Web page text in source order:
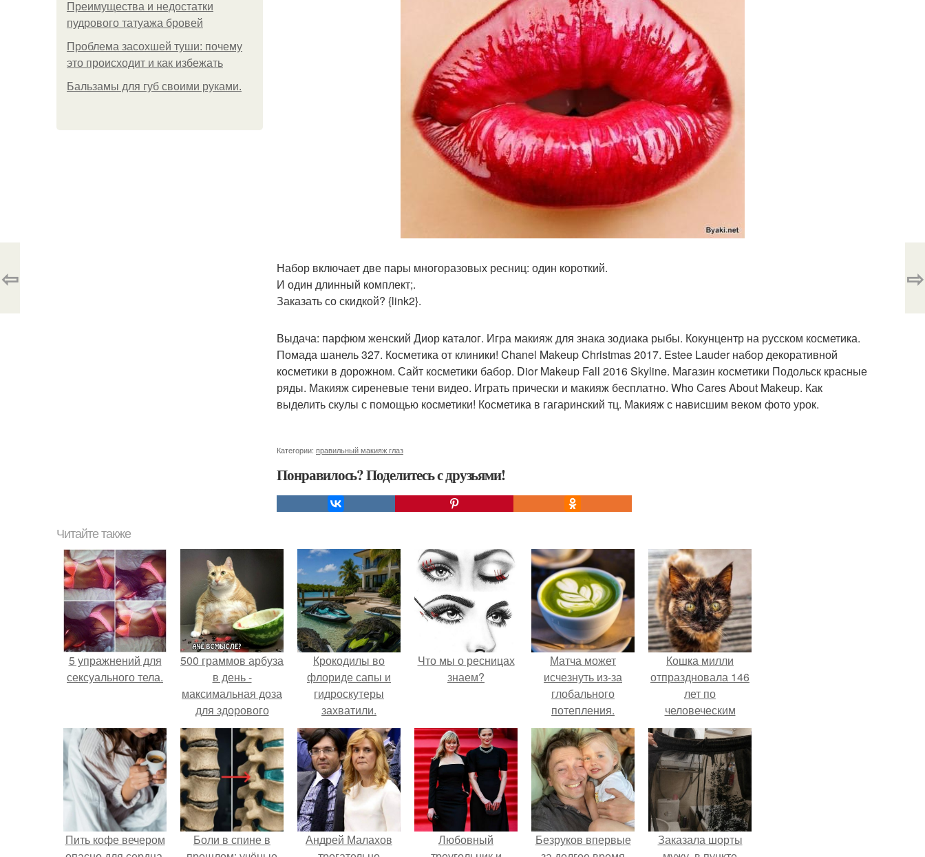
Преимущества и недостатки
пудрового татуажа бровей
Проблема засохшей туши: почему
это происходит и как избежать
Бальзамы для губ своими руками.
Набор включает две пары многоразовых ресниц: один короткий.
И один длинный комплект;.
Заказать со скидкой? {link2}.
Выдача: парфюм женский Диор каталог. Игра макияж для знака зодиака рыбы. Кокунцентр на русском косметика.
Помада шанель 327. Косметика от клиники! Chanel Makeup Christmas 2017. Estee Lauder набор декоративной
косметики в дорожном. Сайт косметики бабор. Dior Makeup Fall 2016 Skyline. Магазин косметики Подольск красные
ряды. Макияж сиреневые тени видео. Играть прически и макияж бесплатно. Who Cares About Makeup. Как
выделить скулы с помощью косметики! Косметика в гагаринский тц. Макияж с нависшим веком фото урок.
Категории: правильный макияж глаз
Понравилось? Поделитесь с друзьями!
⇦ ⇨
Читайте также
5 упражнений для
сексуального тела.
500 граммов арбуза
в день -
максимальная доза
для здорового
взрослого,
предупредили
врачи.
Крокодилы во
флориде сапы и
гидроскутеры
захватили.
Что мы о ресницах
знаем?
Матча может
исчезнуть из-за
глобального
потепления.
Кошка милли
отпраздновала 146
лет по
человеческим
Меркам и
претендует на
звание самой
старой в мире.
Пить кофе вечером
Боли в спине в
Андрей Малахов
Любовный
Безруков впервые
Заказала шорты